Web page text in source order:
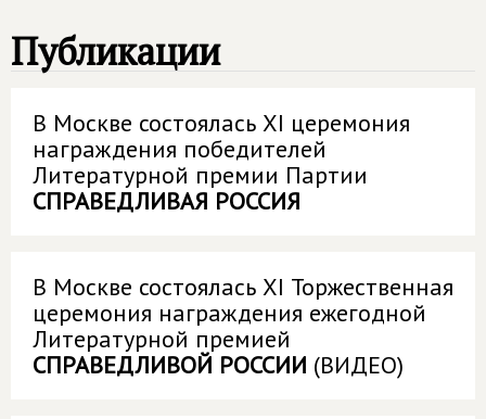
Публикации
В Москве состоялась XI церемония
награждения победителей
Литературной премии Партии
СПРАВЕДЛИВАЯ РОССИЯ
В Москве состоялась XI Торжественная
церемония награждения ежегодной
Литературной премией
СПРАВЕДЛИВОЙ РОССИИ (ВИДЕО)